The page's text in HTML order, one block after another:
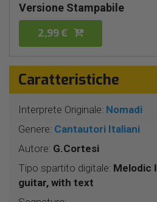
Versione Stampabile
2,99 €
Caratteristiche
Interprete Originale: Nomadi
Genere: Cantautori Italiani
Autore: G.Cortesi
Tipo spartito digitale: Melodic
guitar, with text